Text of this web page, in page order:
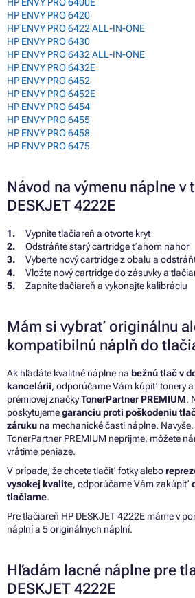
HP ENVY PRO 6420
HP ENVY PRO 6422 ALL-IN-ONE
HP ENVY PRO 6430
HP ENVY PRO 6432 ALL-IN-ONE
HP ENVY PRO 6432E
HP ENVY PRO 6452
HP ENVY PRO 6452E
HP ENVY PRO 6454
HP ENVY PRO 6455
HP ENVY PRO 6458
HP ENVY PRO 6475
Návod na výmenu náplne v
DESKJET 4222E
Vypnite tlačiareň a otvorte kryt
Odstráňte starý cartridge ťahom nahor
Vyberte nový cartridge z obalu a
Vložte nový cartridge do zásuvky a
Zapnite tlačiareň a vykonajte kalibráciu
Mám si vybrať originálnu
kompatibilnú náplň do
Ak hľadáte kvalitné náplne na bežnú tlač v
kancelárii, odporúčame Vám kúpiť tonery
prémiovej značkyTonerPartner PREMIUM.
poskytujemegaranciu proti poškodeniu
záruku na mechanické časti náplne.
TonerPartner PREMIUM neprijme, môžete
vrátime peniaze.
V prípade, že chcete tlačiť fotky alebo
vysokej kvalite, odporúčame Vám zakúpiť
tlačiarne.
Pre tlačiareň HP DESKJET 4222E máme v
náplní a 5 originálnych náplní.
Hľadám lacné náplne pre
DESKJET 4222E